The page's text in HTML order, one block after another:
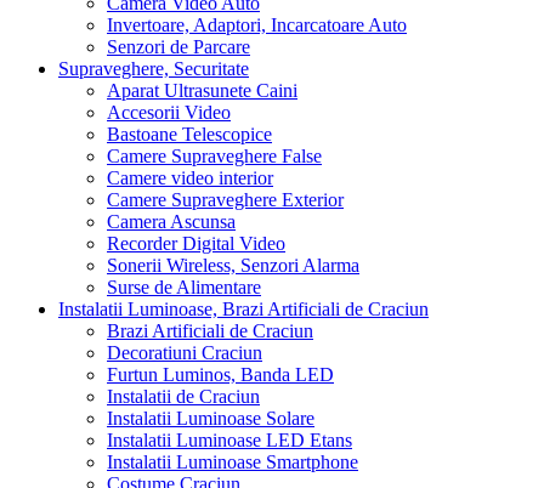
Invertoare, Adaptori, Incarcatoare Auto
Senzori de Parcare
Supraveghere, Securitate
Aparat Ultrasunete Caini
Accesorii Video
Bastoane Telescopice
Camere Supraveghere False
Camere video interior
Camere Supraveghere Exterior
Camera Ascunsa
Recorder Digital Video
Sonerii Wireless, Senzori Alarma
Surse de Alimentare
Instalatii Luminoase, Brazi Artificiali de Craciun
Brazi Artificiali de Craciun
Decoratiuni Craciun
Furtun Luminos, Banda LED
Instalatii de Craciun
Instalatii Luminoase Solare
Instalatii Luminoase LED Etans
Instalatii Luminoase Smartphone
Costume Craciun